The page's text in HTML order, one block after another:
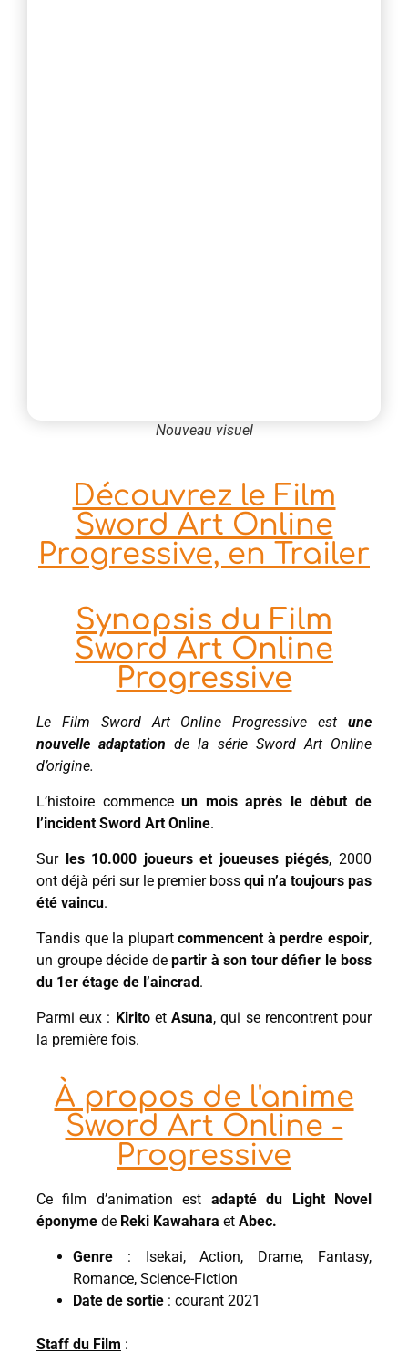
Nouveau visuel
Découvrez le Film
Sword Art Online
Progressive, en Trailer
Synopsis du Film
Sword Art Online
Progressive
Le Film Sword Art Online Progressive est une
nouvelle adaptation de la série Sword Art Online
d’origine.
L’histoire commenceun mois après le début de
l’incident Sword Art Online.
Sur les 10.000 joueurs et joueuses piégés, 2000
ont déjà péri sur le premier boss qui n’a toujours pas
été vaincu.
Tandis que la plupartcommencent à perdre espoir,
un groupe décide de partir à son tour défier le boss
du 1er étage de l’aincrad .
Parmi eux : Kirito etAsuna, qui se rencontrent pour
la première fois.
À propos de l'anime
Sword Art Online -
Progressive
Ce film d’animation est adapté du Light Novel
éponyme de Reki Kawahara et Abec.
Genre : Isekai, Action, Drame, Fantasy,
Romance, Science-Fiction
Date de sortie : courant 2021
Staff du Film :